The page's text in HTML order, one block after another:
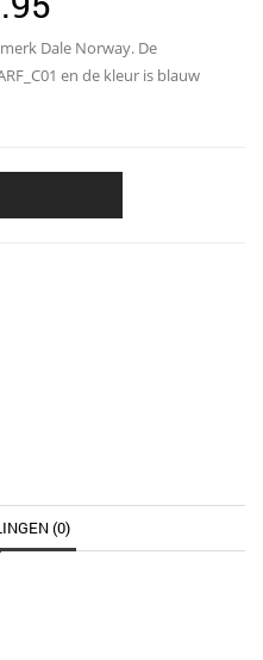
Dale Norway. De
en de kleur is blauw
(0)